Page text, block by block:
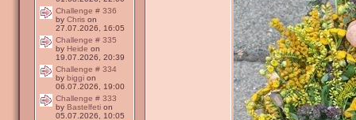
Challenge # 336
by Chris on
27.07.2026, 16:05
Challenge # 335
by Heide on
19.07.2026, 20:39
Challenge # 334
by biggi on
06.07.2026, 19:00
Challenge # 333
by Bastelfeti on
05.07.2026, 10:05